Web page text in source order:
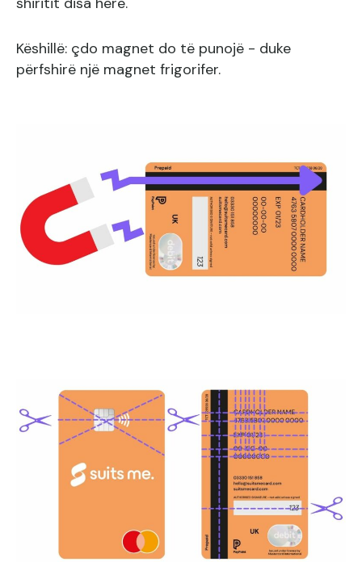
Këshillë: çdo magnet do të punojë - duke
përfshirë një magnet frigorifer.